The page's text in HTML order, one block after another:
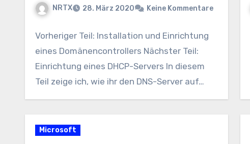
NRTX 28. März 2020 Keine Kommentare
Vorheriger Teil: Installation und Einrichtung
eines Domänencontrollers Nächster Teil:
Einrichtung eines DHCP-Servers In diesem
Teil zeige ich, wie ihr den DNS-Server auf…
Microsoft